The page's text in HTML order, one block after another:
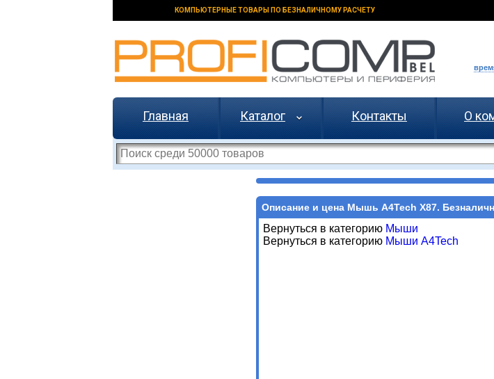
КОМПЬЮТЕРНЫЕ ТОВАРЫ ПО БЕЗНАЛИЧНОМУ РАСЧЕТУ
Главная Каталог Контакты О
Описание и цена Мышь A4Tech X87.
Вернуться в категорию Мыши
Вернуться в категорию Мыши A4Tech